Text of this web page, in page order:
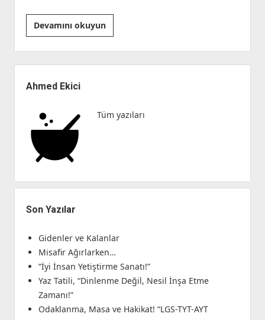
Devamını okuyunEğitim
Meselesi
“Cömertlik
Ensar
Cevher
Doğmaz!”
Menü
Ahmed Ekici
Tüm yazıları
Son Yazılar
Gidenler ve Kalanlar
Misafir Ağırlarken…
“İyi İnsan Yetiştirme Sanatı!”
Yaz Tatili, “Dinlenme Değil, Nesil İnşa Etme
Zamanı!”
Odaklanma, Masa ve Hakikat! “LGS-TYT-AYT